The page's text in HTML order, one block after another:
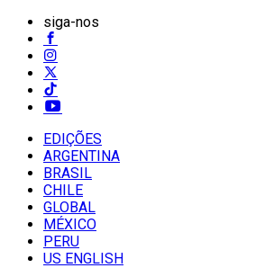
siga-nos
EDIÇÕES
ARGENTINA
BRASIL
CHILE
GLOBAL
MÉXICO
PERU
US ENGLISH